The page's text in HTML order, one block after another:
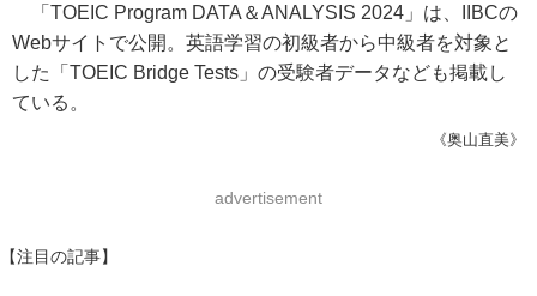
「TOEIC Program DATA＆ANALYSIS 2024」は、IIBCの
Webサイトで公開。英語学習の初級者から中級者を対象と
した「TOEIC Bridge Tests」の受験者データなども掲載し
ている。
《奥山直美》
advertisement
【注目の記事】